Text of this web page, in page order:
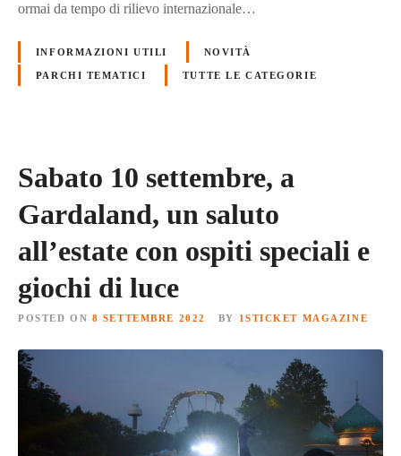
ormai da tempo di rilievo internazionale…
INFORMAZIONI UTILI NOVITÀ
PARCHI TEMATICI TUTTE LE CATEGORIE
Sabato 10 settembre, a
Gardaland, un saluto
all’estate con ospiti speciali e
giochi di luce
POSTED ON 8 SETTEMBRE 2022 BY 1STICKET MAGAZINE